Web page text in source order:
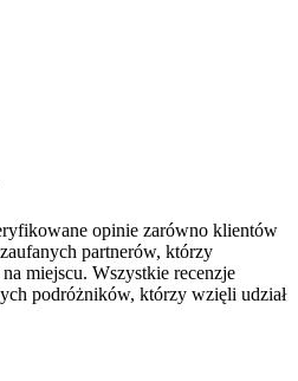
opinie zarówno klientów
partnerów, którzy
miejscu. Wszystkie recenzje
podróżników, którzy wzięli udział